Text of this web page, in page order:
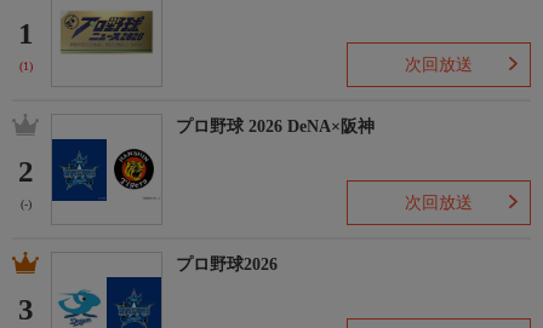
1
(1) 次回放送
2
(-)
プロ野球 2026 DeNA×阪神
次回放送
3
プロ野球2026